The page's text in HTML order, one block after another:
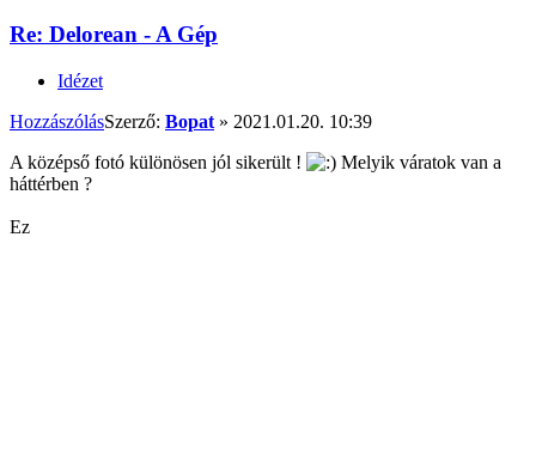
Re: Delorean - A Gép
Idézet
HozzászólásSzerző: Bopat » 2021.01.20. 10:39
A középső fotó különösen jól sikerült !
Melyik váratok van a
háttérben ?
Ez